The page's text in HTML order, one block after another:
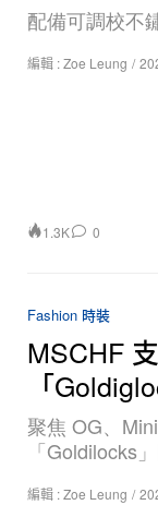
配備可調校不
編輯 :Zoe Leung /
1.3K 0
Fashion 時裝
MSCHF
「
聚焦 OG、
「Goldilocks
編輯 :Zoe Leung /